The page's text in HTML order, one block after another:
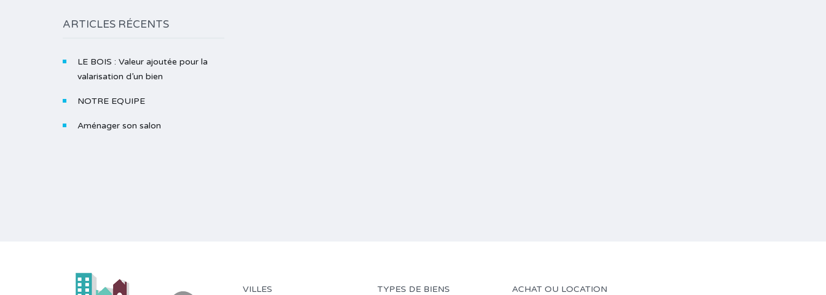
ARTICLES RÉCENTS
LE BOIS : Valeur ajoutée pour la
valarisation d’un bien
NOTRE EQUIPE
Aménager son salon
VILLES TYPES DE BIENS ACHAT OU LOCATION